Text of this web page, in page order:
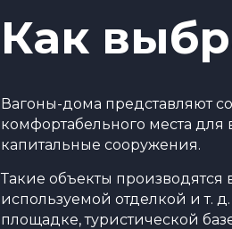
Как
Вагоны-дома представляют
комфортабельного места
капитальные сооружения.
Такие объекты
используемой отделкой и т.
площадке, туристической